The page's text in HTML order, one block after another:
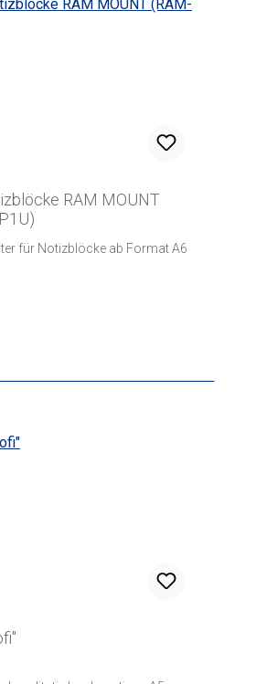
RAM MOUNT
für Notizblöcke ab Format A6